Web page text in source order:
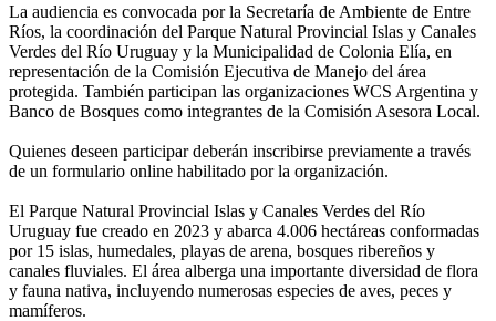
La audiencia es convocada por la Secretaría de Ambiente de Entre
Ríos, la coordinación del Parque Natural Provincial Islas y Canales
Verdes del Río Uruguay y la Municipalidad de Colonia Elía, en
representación de la Comisión Ejecutiva de Manejo del área
protegida. También participan las organizaciones WCS Argentina y
Banco de Bosques como integrantes de la Comisión Asesora Local.
Quienes deseen participar deberán inscribirse previamente a través
de un formulario online habilitado por la organización.
El Parque Natural Provincial Islas y Canales Verdes del Río
Uruguay fue creado en 2023 y abarca 4.006 hectáreas conformadas
por 15 islas, humedales, playas de arena, bosques ribereños y
canales fluviales. El área alberga una importante diversidad de flora
y fauna nativa, incluyendo numerosas especies de aves, peces y
mamíferos.